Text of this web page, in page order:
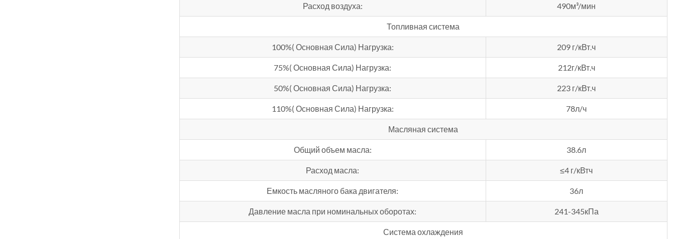
Расход воздуха: 490м³/мин
Топливная система
100%( Основная Сила) Нагрузка: 209 г/кВт.ч
75%( Основная Сила) Нагрузка: 212г/кВт.ч
50%( Основная Сила) Нагрузка: 223 г/кВт.ч
110%( Основная Сила) Нагрузка: 78л/ч
Масляная система
Общий объем масла: 38.6л
Расход масла: ≤4 г/кВтч
Емкость масляного бака двигателя: 36л
Давление масла при номинальных оборотах: 241-345кПа
Система охлаждения